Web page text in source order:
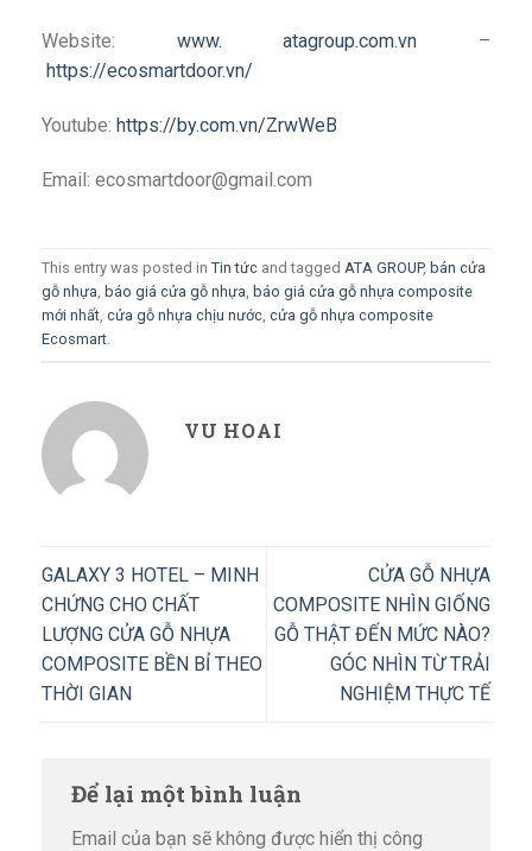
Website: www. atagroup.com.vn –
https://ecosmartdoor.vn/
Youtube: https://by.com.vn/ZrwWeB
Email: ecosmartdoor@gmail.com
This entry was posted in Tin tức and tagged ATA GROUP, bán cửa
gỗ nhựa báo giá cửa gỗ nhựa báo giá cửa gỗ nhựa composite
mới nhất cửa gỗ nhựa chịu nước cửa gỗ nhựa composite
Ecosmart
VU HOAI
GALAXY 3 HOTEL – MINH
CHỨNG CHO CHẤT
LƯỢNG CỬA GỖ NHỰA
COMPOSITE BỀN BỈ THEO
THỜI GIAN
CỬA GỖ NHỰA
COMPOSITE NHÌN GIỐNG
GỖ THẬT ĐẾN MỨC NÀO?
GÓC NHÌN TỪ TRẢI
NGHIỆM THỰC TẾ
Để lại một bình luận
Email của bạn sẽ không được hiển thị công